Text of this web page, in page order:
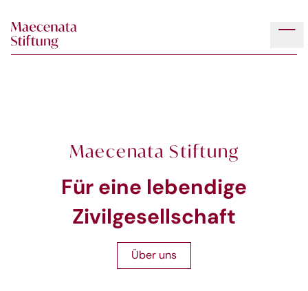
Maecenata Stiftung
Für eine lebendige
Zivilgesellschaft
Über uns